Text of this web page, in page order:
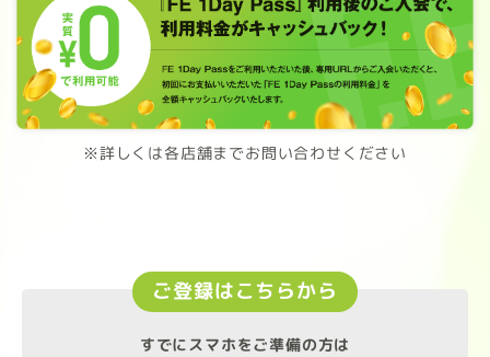
※詳しくは各店舗までお問い合わせください
ご登録はこちらから
すでにスマホをご準備の方は